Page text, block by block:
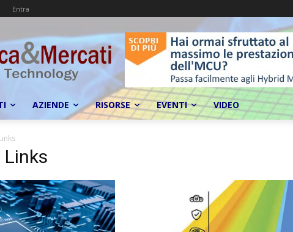
Entra
AZIENDE RISORSE EVENTI VIDEO
Links